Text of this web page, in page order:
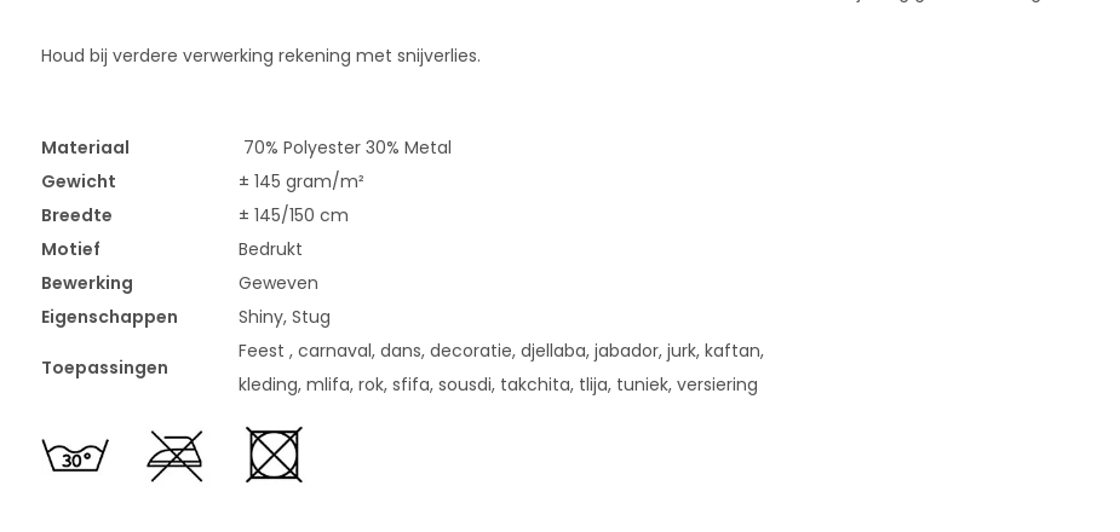
Houd bij verdere verwerking rekening met snijverlies.
Materiaal
70% Polyester 30% Metal
Gewicht
± 145 gram/m²
Breedte
± 145/150 cm
Motief
Bedrukt
Bewerking
Geweven
Eigenschappen
Shiny, Stug
Toepassingen
Feest , carnaval, dans, decoratie, djellaba, jabador, jurk, kaftan,
kleding, mlifa, rok, sfifa, sousdi, takchita, tlija, tuniek, versiering